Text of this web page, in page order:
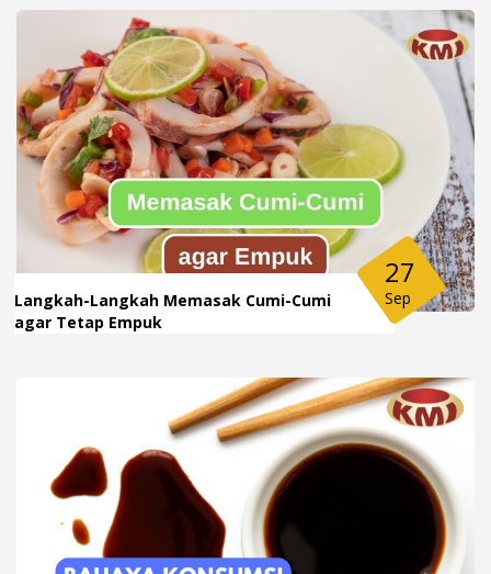
Langkah-Langkah Memasak Cumi-Cumi
agar Tetap Empuk
27
Sep